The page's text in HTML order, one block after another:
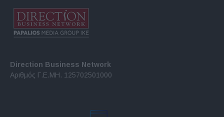
Direction Business Network
Αριθμός Γ.Ε.ΜΗ. 125702501000